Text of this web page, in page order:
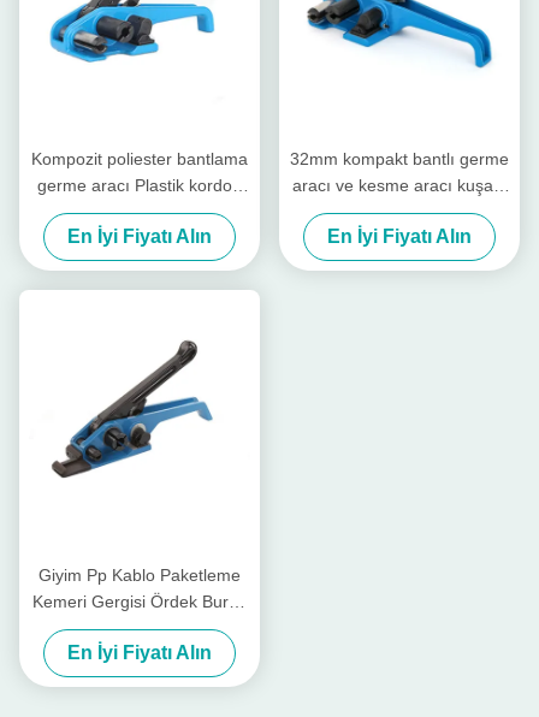
Kompozit poliester bantlama
germe aracı Plastik kordon
poli bantlama aracı
En İyi Fiyatı Alın
32mm kompakt bantlı germe
aracı ve kesme aracı kuşağı
40mm kordon germe cihazı
En İyi Fiyatı Alın
Giyim Pp Kablo Paketleme
Kemeri Gergisi Ördek Burnu
Ürün El Gergisi Gergisi
En İyi Fiyatı Alın